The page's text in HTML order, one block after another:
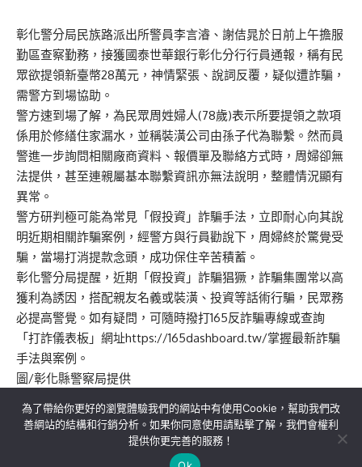
彰化警分局民族路派出所警員李言濬、謝佶晁於日前上午擔服
勤區查察勤務，接獲國泰世華銀行彰化分行行員通報，稱有民
眾欲提領新臺幣28萬元，神情緊張、說詞反覆，疑似遭詐騙，
需警方到場協助。
警方速到場了解，為民眾周姓婦人(78歲)表示所要提領之款項
係用於修繕住家漏水，並稱裝潢公司由孫子代為聯繫。然而員
警進一步詢問相關廠商資料、報價單及聯絡方式時，周婦卻無
法提供，甚至連親屬基本聯繫資訊亦無法說明，整體情況顯有
異常。
警方研判極可能為常見「假投資」詐騙手法，立即耐心向其說
明近期相關詐騙案例，經警方與行員勸說下，周婦終於驚覺受
騙，當場打消提款念頭，成功保住辛苦積蓄。
彰化警分局提醒，近期「假投資」詐騙猖獗，詐騙集團常以高
獲利為誘因，搭配親友名義或裝潢、投資等話術行騙，民眾務
必提高警覺。如有疑問，可隨時撥打165反詐騙專線或查詢
「打詐儀表板」網址https://165dashboard.tw/掌握最新詐騙
手法與案例。
圖/彰化縣警察局提供
關於我們 隱私權政策 聯絡我們
為了帶給你更好的瀏覽體驗我們的網站中有使用Cookie，幫助我們改
善網站的結構和行銷分析。如果你同意使用請點擊了解，我們會權利
提供你更完善的服務！